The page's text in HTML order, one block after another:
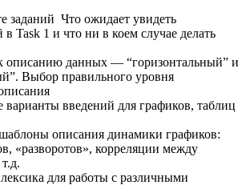
заданий Что ожидает увидеть
Task 1 и что ни в коем случае делать
описанию данных — “горизонтальный” и
Выбор правильного уровня
введений для графиков, таблиц
описания динамики графиков:
«разворотов», корреляции между
для работы с различными